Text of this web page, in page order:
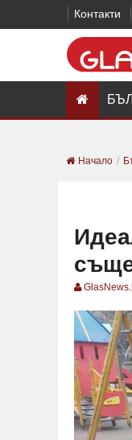
Контакти
Начало